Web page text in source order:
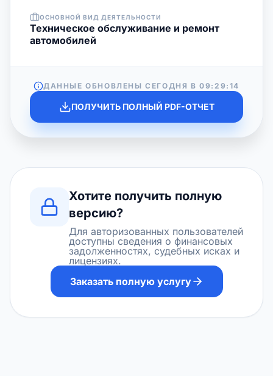
ОСНОВНОЙ ВИД ДЕЯТЕЛЬНОСТИ
Техническое обслуживание и ремонт
автомобилей
ДАННЫЕ ОБНОВЛЕНЫ СЕГОДНЯ В09:29:14
ПОЛУЧИТЬ ПОЛНЫЙ PDF-ОТЧЕТ
Хотите получить полную
версию?
Для авторизованных пользователей
доступны сведения о финансовых
задолженностях, судебных исках и
лицензиях.
Заказать полную услугу